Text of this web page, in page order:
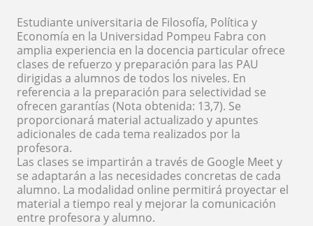
Estudiante universitaria de Filosofía, Política y
Economía en la Universidad Pompeu Fabra con
amplia experiencia en la docencia particular ofrece
clases de refuerzo y preparación para las PAU
dirigidas a alumnos de todos los niveles. En
referencia a la preparación para selectividad se
ofrecen garantías (Nota obtenida: 13,7). Se
proporcionará material actualizado y apuntes
adicionales de cada tema realizados por la
profesora.
Las clases se impartirán a través de Google Meet y
se adaptarán a las necesidades concretas de cada
alumno. La modalidad online permitirá proyectar el
material a tiempo real y mejorar la comunicación
entre profesora y alumno.